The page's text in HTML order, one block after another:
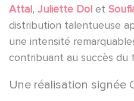
Attal, Juliette Dol et
distribution talentueuse
une intensité
contribuant au succès du
Une réalisation signée